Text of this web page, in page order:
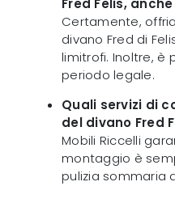
Fred Felis,
Certamente,
divano Fred di
limitrofi. Inoltre, è
periodo legale.
Quali servizi di
del divano Fred
Mobili Riccelli
montaggio è
pulizia sommaria